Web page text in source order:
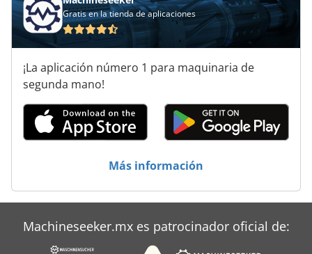
Barra Segadora
Barredora
Barredora De Nieve
Barredora De Succión
Barredora Frontal
Barrena A Través
Barreto 918
Gratis en la tienda de aplicaciones
¡La aplicación número 1 para maquinaria de
segunda mano!
Más información
Machineseeker.mx es patrocinador oficial de: